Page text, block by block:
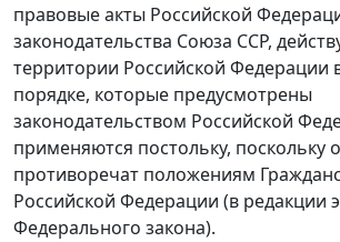
правовые акты Российской
законодательства Союза ССР,
территории Российской Федерации
порядке, которые предусмотрены
законодательством Российской
применяются постольку, поскольку
противоречат положениям
Российской Федерации (в редакции
Федерального закона).